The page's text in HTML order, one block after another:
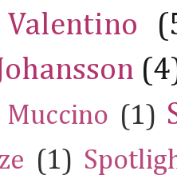
(1)
(1)